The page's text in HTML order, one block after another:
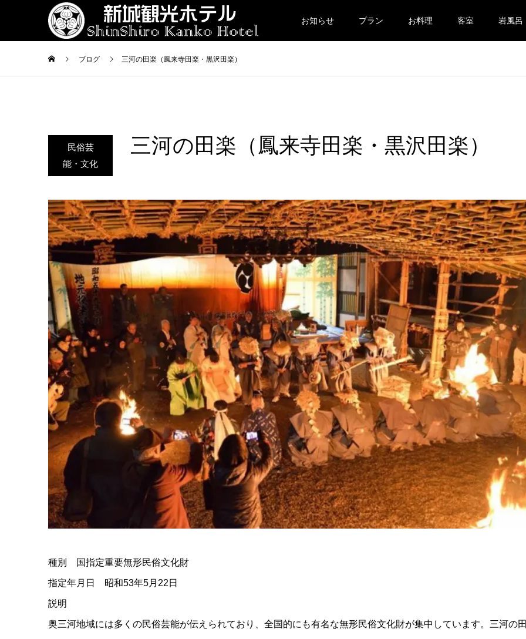
お知らせ プラン お料理 客室 岩風呂
ブログ 三河の田楽（鳳来寺田楽・黒沢田楽）
民俗芸
能・文化
三河の田楽（鳳来寺田楽・黒沢田楽）
種別 国指定重要無形民俗文化財
指定年月日 昭和53年5月22日
説明
奥三河地域には多くの民俗芸能が伝えられており、全国的にも有名な無形民俗文化財が集中しています。三河の田